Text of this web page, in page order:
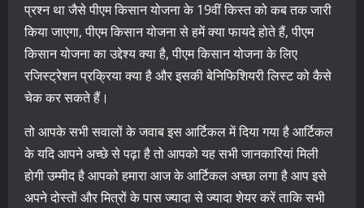
प्रश्न था जैसे पीएम किसान योजना के 19वीं किस्त को कब तक जारी
किया जाएगा, पीएम किसान योजना से हमें क्या फायदे होते हैं, पीएम
किसान योजना का उद्देश्य क्या है, पीएम किसान योजना के लिए
रजिस्ट्रेशन प्रक्रिया क्या है और इसकी बेनिफिशियरी लिस्ट को कैसे
चेक कर सकते हैं।
तो आपके सभी सवालों के जवाब इस आर्टिकल में दिया गया है आर्टिकल
के यदि आपने अच्छे से पढ़ा है तो आपको यह सभी जानकारियां मिली
होगी उम्मीद है आपको हमारा आज के आर्टिकल अच्छा लगा है आप इसे
अपने दोस्तों और मित्रों के पास ज्यादा से ज्यादा शेयर करें ताकि सभी